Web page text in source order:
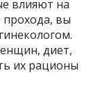
влияют на
прохода, вы
диет,
их рационы